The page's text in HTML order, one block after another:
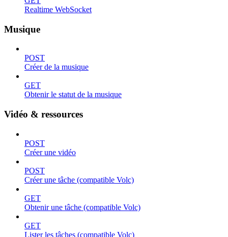
Realtime WebSocket
Musique
POST
Créer de la musique
GET
Obtenir le statut de la musique
Vidéo & ressources
POST
Créer une vidéo
POST
Créer une tâche (compatible Volc)
GET
Obtenir une tâche (compatible Volc)
GET
Lister les tâches (compatible Volc)